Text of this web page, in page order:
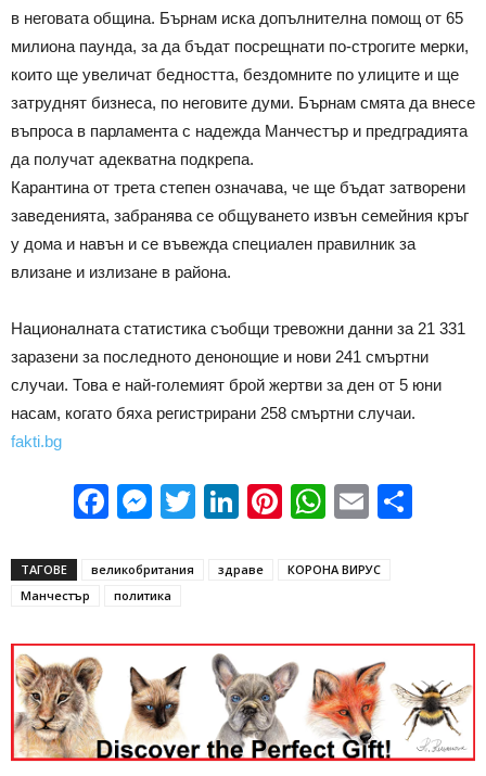
в неговата община. Бърнам иска допълнителна помощ от 65
милиона паунда, за да бъдат посрещнати по-строгите мерки,
които ще увеличат бедността, бездомните по улиците и ще
затруднят бизнеса, по неговите думи. Бърнам смята да внесе
въпроса в парламента с надежда Манчестър и предградията
да получат адекватна подкрепа.
Карантина от трета степен означава, че ще бъдат затворени
заведенията, забранява се общуването извън семейния кръг
у дома и навън и се въвежда специален правилник за
влизане и излизане в района.
Националната статистика съобщи тревожни данни за 21 331
заразени за последното денонощие и нови 241 смъртни
случаи. Това е най-големият брой жертви за ден от 5 юни
насам, когато бяха регистрирани 258 смъртни случаи.
fakti.bg
Facebook
Messenger
Twitter
LinkedIn
Pinterest
WhatsApp
Email
ТАГОВЕ великобритания здраве
КОРОНА ВИРУС
Манчестър
политика